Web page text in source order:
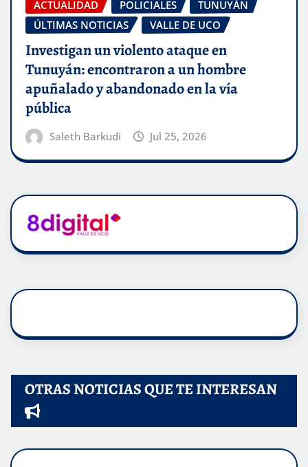
ACTUALIDAD POLICIALES
TUNUYÁN
ÚLTIMAS NOTICIAS
VALLE DE UCO
Investigan un violento ataque en
Tunuyán: encontraron a un hombre
apuñalado y abandonado en la vía
pública
Saleth Barkudi Jul 25, 2026
OTRAS NOTICIAS QUE TE INTERESAN